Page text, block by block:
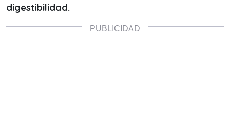
digestibilidad.